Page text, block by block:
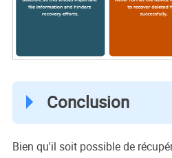
Conclusion
Bien qu'il soit possible de